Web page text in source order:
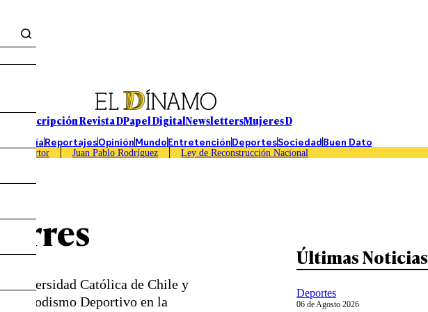
Suscripción Revista DPapel DigitalNewslettersMujeres D
EconomíaReportajesOpiniónMundoEntretenciónDeportesSociedadBuen Dato
Caso Sartor Juan Pablo Rodríguez Ley de Reconstrucción Nacional
Universidad Católica de Chile y
y Periodismo Deportivo en la
Últimas Noticias
Deportes
06 de Agosto 2026